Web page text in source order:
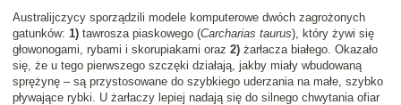
Australijczycy sporządzili modele komputerowe dwóch zagrożonych
gatunków: 1) tawrosza piaskowego (Carcharias taurus), który żywi się
głowonogami, rybami i skorupiakami oraz 2) żarłacza białego. Okazało
się, że u tego pierwszego szczęki działają, jakby miały wbudowaną
sprężynę – są przystosowane do szybkiego uderzania na małe, szybko
pływające rybki. U żarłaczy lepiej nadają się do silnego chwytania ofiar